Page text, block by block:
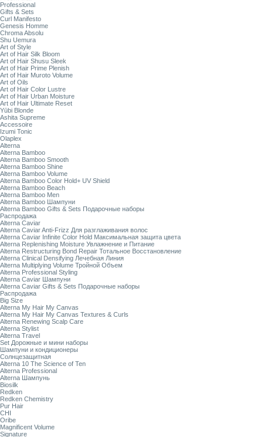
Professional
Gifts & Sets
Curl Manifesto
Genesis Homme
Chroma Absolu
Shu Uemura
Art of Style
Art of Hair Silk Bloom
Art of Hair Shusu Sleek
Art of Hair Prime Plenish
Art of Hair Muroto Volume
Art of Oils
Art of Hair Color Lustre
Art of Hair Urban Moisture
Art of Hair Ultimate Reset
Yūbi Blonde
Ashita Supreme
Accessoire
Izumi Tonic
Olaplex
Alterna
Alterna Bamboo
Alterna Bamboo Smooth
Alterna Bamboo Shine
Alterna Bamboo Volume
Alterna Bamboo Color Hold+ UV Shield
Alterna Bamboo Beach
Alterna Bamboo Men
Alterna Bamboo Шампуни
Alterna Bamboo Gifts & Sets Подарочные наборы
Распродажа
Alterna Caviar
Alterna Caviar Anti-Frizz Для разглаживания волос
Alterna Caviar Infinite Color Hold Максимальная защита цвета
Alterna Replenishing Moisture Увлажнение и Питание
Alterna Restructuring Bond Repair Тотальное Восстановление
Alterna Clinical Densifying Лечебная Линия
Alterna Multiplying Volume Тройной Объем
Alterna Professional Styling
Alterna Caviar Шампуни
Alterna Caviar Gifts & Sets Подарочные наборы
Распродажа
Big Size
Alterna My Hair My Canvas
Alterna My Hair My Canvas Textures & Curls
Alterna Renewing Scalp Care
Alterna Stylist
Alterna Travel
Set Дорожные и мини наборы
Шампуни и кондиционеры
Солнцезащитная
Alterna 10 The Science of Ten
Alterna Professional
Alterna Шампунь
Biosilk
Redken
Redken Chemistry
Pur Hair
CHI
Oribe
Magnificent Volume
Signature